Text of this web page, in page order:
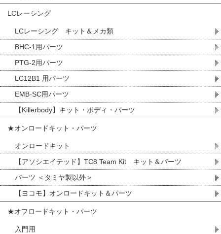
LCレーシング
LCレーシング キット＆メカ類
BHC-1用パーツ
PTG-2用パーツ
LC12B1 用パーツ
EMB-SC用パーツ
【Killerbody】キット・ボディ・パーツ
★オンロードキット・パーツ
オンロードキット
【アソシエイテッド】TC8 Team Kit キット＆パーツ
パーツ ＜タミヤ製以外＞
【ヨコモ】オンロードキット＆パーツ
★オフロードキット・パーツ
入門用